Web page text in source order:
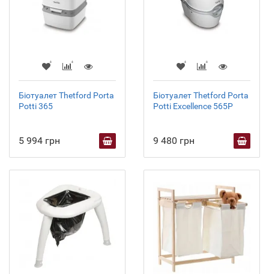
Біотуалет Thetford Porta
Potti 365
5 994 грн
Біотуалет Thetford Porta
Potti Excellence 565P
9 480 грн